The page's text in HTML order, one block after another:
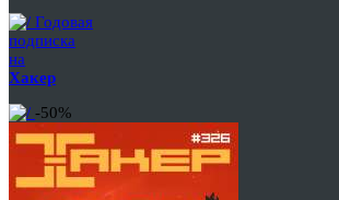
Годовая
подписка
на
Хакер
-50%